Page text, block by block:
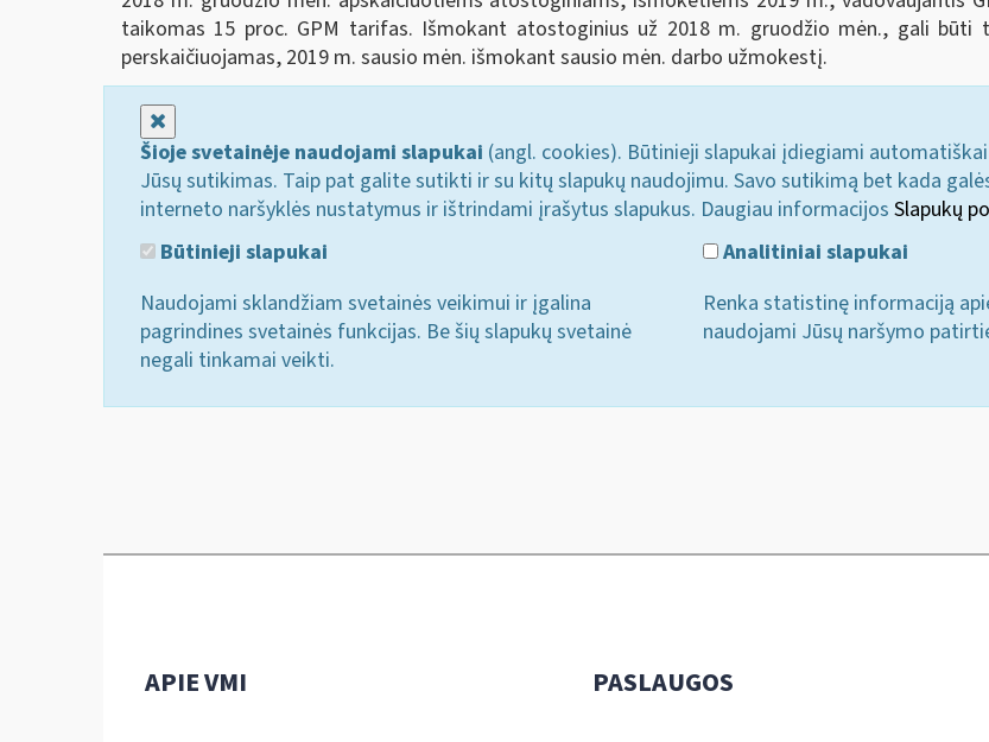
taikomas 15 proc. GPM tarifas. Išmokant atostoginius už 2018 m. gruodžio mėn., gali būti
perskaičiuojamas, 2019 m. sausio mėn. išmokant sausio mėn. darbo užmokestį.
Šioje svetainėje naudojami slapukai (angl. cookies). Būtinieji slapukai įdiegiami
Jūsų sutikimas. Taip pat galite sutikti ir su kitų slapukų naudojimu. Savo sutikimą bet kada
interneto naršyklės nustatymus ir ištrindami įrašytus slapukus. Daugiau informacijos Slapukų
Būtinieji slapukai
Naudojami sklandžiam svetainės veikimui ir įgalina
pagrindines svetainės funkcijas. Be šių slapukų svetainė
negali tinkamai veikti.
Analitiniai slapukai
Renka statistinę informaciją
naudojami Jūsų naršymo
APIE VMI PASLAUGOS